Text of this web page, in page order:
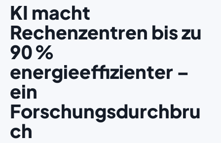
KI macht
Rechenzentren bis zu
90 %
energieeffizienter –
ein
Forschungsdurchbru
ch